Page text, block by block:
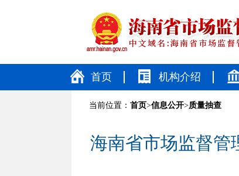
首页 机构介绍
当前位置： 首页>信息公开>质量抽查
海南省市场监督管